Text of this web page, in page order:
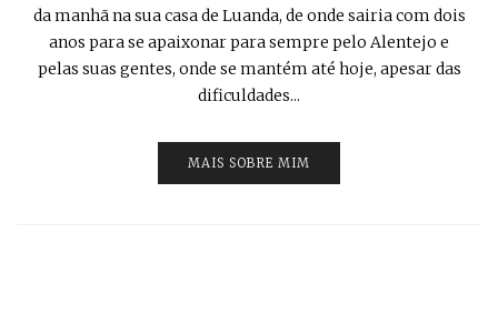
da manhã na sua casa de Luanda, de onde sairia com dois
anos para se apaixonar para sempre pelo Alentejo e
pelas suas gentes, onde se mantém até hoje, apesar das
dificuldades...
MAIS SOBRE MIM